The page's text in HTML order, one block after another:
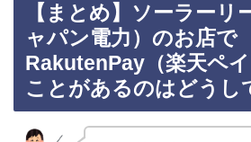
【まとめ】ソーラーリ
ャパン電力）のお店で
RakutenPay（楽天ペ
ことがあるのはどうし